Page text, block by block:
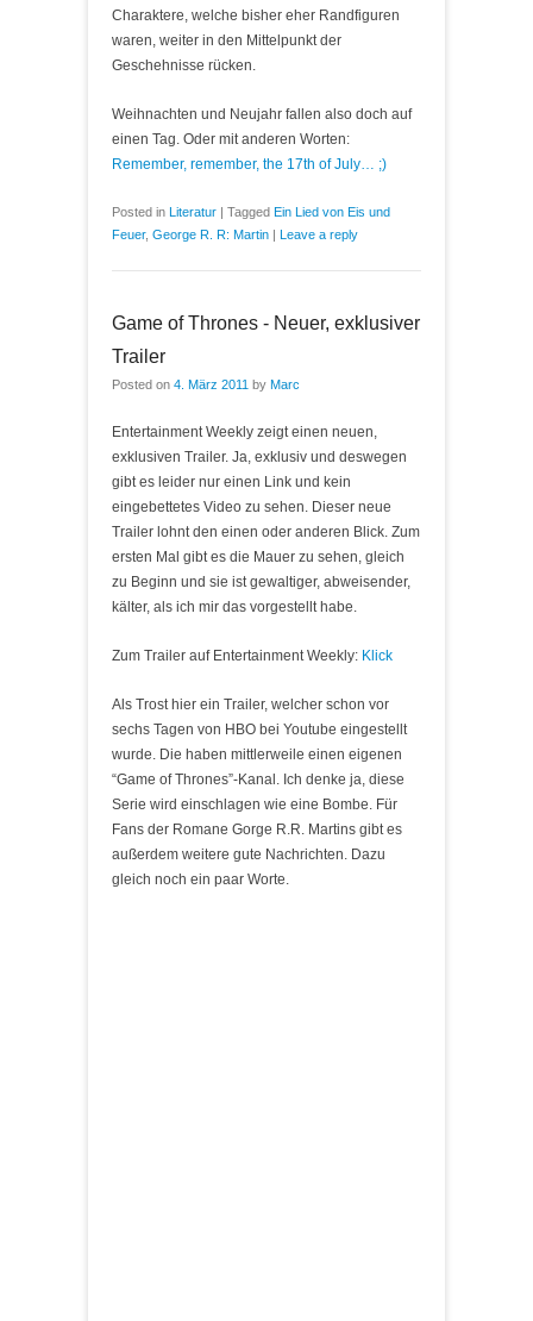
Charaktere, welche bisher eher Randfiguren
waren, weiter in den Mittelpunkt der
Geschehnisse rücken.
Weihnachten und Neujahr fallen also doch auf
einen Tag. Oder mit anderen Worten:
Remember, remember, the 17th of July… ;)
Posted in Literatur | Tagged Ein Lied von Eis und
Feuer, George R. R: Martin | Leave a reply
Game of Thrones - Neuer, exklusiver
Trailer
Posted on 4. März 2011 by Marc
Entertainment Weekly zeigt einen neuen,
exklusiven Trailer. Ja, exklusiv und deswegen
gibt es leider nur einen Link und kein
eingebettetes Video zu sehen. Dieser neue
Trailer lohnt den einen oder anderen Blick. Zum
ersten Mal gibt es die Mauer zu sehen, gleich
zu Beginn und sie ist gewaltiger, abweisender,
kälter, als ich mir das vorgestellt habe.
Zum Trailer auf Entertainment Weekly: Klick
Als Trost hier ein Trailer, welcher schon vor
sechs Tagen von HBO bei Youtube eingestellt
wurde. Die haben mittlerweile einen eigenen
“Game of Thrones”-Kanal. Ich denke ja, diese
Serie wird einschlagen wie eine Bombe. Für
Fans der Romane Gorge R.R. Martins gibt es
außerdem weitere gute Nachrichten. Dazu
gleich noch ein paar Worte.